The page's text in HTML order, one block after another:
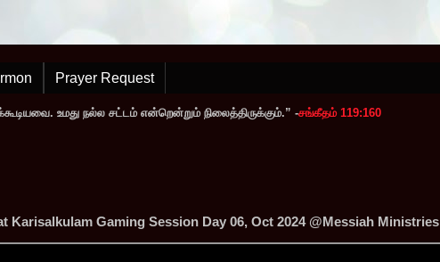
Prayer Request
உமது நல்ல சட்டம் என்றென்றும் நிலைத்திருக்கும்.” -சங்கீதம் 119:160
Gaming Session Day 06, Oct 2024 @Messiah Ministries